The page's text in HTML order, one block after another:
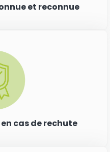
et reconnue
cas de rechute